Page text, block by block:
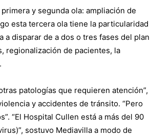
y segunda ola: ampliación de
esta tercera ola tiene la particularidad
a disparar de a dos o tres fases del plan
regionalización de pacientes, la
patologías que requieren atención”,
y accidentes de tránsito. “Pero
“El Hospital Cullen está a más del 90
sostuvo Mediavilla a modo de